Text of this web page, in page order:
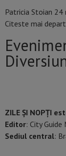
Patricia Stoian 24
Citeste mai
ZILE ȘI NOPȚI
Editor: City Guide
Sediul central: